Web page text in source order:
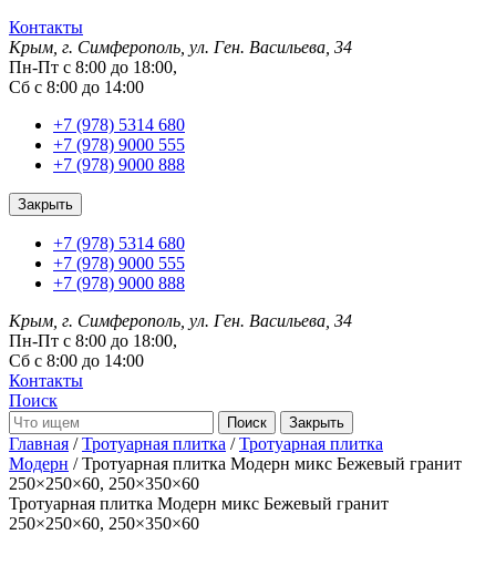
Контакты
Крым, г. Симферополь, ул. Ген. Васильева, 34
Пн-Пт с 8:00 до 18:00,
Сб с 8:00 до 14:00
+7 (978) 5314 680
+7 (978) 9000 555
+7 (978) 9000 888
Закрыть
+7 (978) 5314 680
+7 (978) 9000 555
+7 (978) 9000 888
Крым, г. Симферополь, ул. Ген. Васильева, 34
Пн-Пт с 8:00 до 18:00,
Сб с 8:00 до 14:00
Контакты
Поиск
Закрыть
Главная /Тротуарная плитка /Тротуарная плитка
Модерн / Тротуарная плитка Модерн микс Бежевый гранит
250×250×60, 250×350×60
Тротуарная плитка Модерн микс Бежевый гранит
250×250×60, 250×350×60